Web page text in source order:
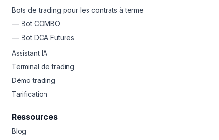
des profits passifs 24/7, utilisez des outils avancés pour
verrouiller les gains et limiter les pertes, HODL à long
soit votre style, Bitsgap est votre tremplin vers
la richesse en crypto.
Bots de trading pour les contrats à terme
Bot COMBO
Bot DCA Futures
Assistant IA
Terminal de trading
Démo trading
Tarification
Ressources
Blog